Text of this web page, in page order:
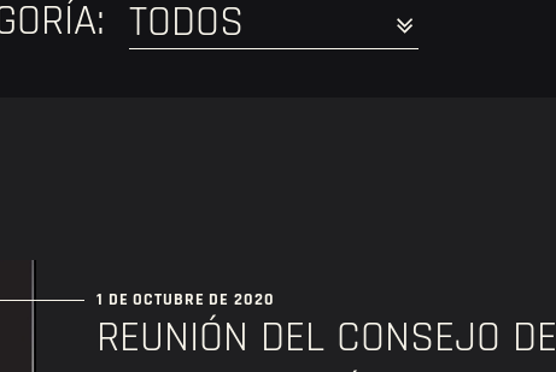
1 DE OCTUBRE DE 2020
REUNIÓN DEL CONSEJO DE